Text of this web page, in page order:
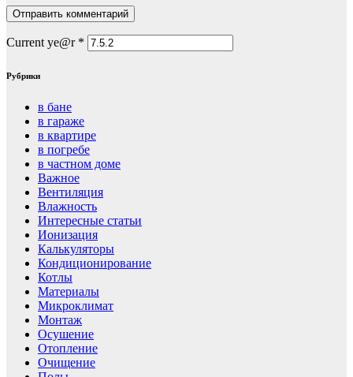
Current ye@r *
Рубрики
в бане
в гараже
в квартире
в погребе
в частном доме
Важное
Вентиляция
Влажность
Интересные статьи
Ионизация
Калькуляторы
Кондиционирование
Котлы
Материалы
Микроклимат
Монтаж
Осушение
Отопление
Очищение